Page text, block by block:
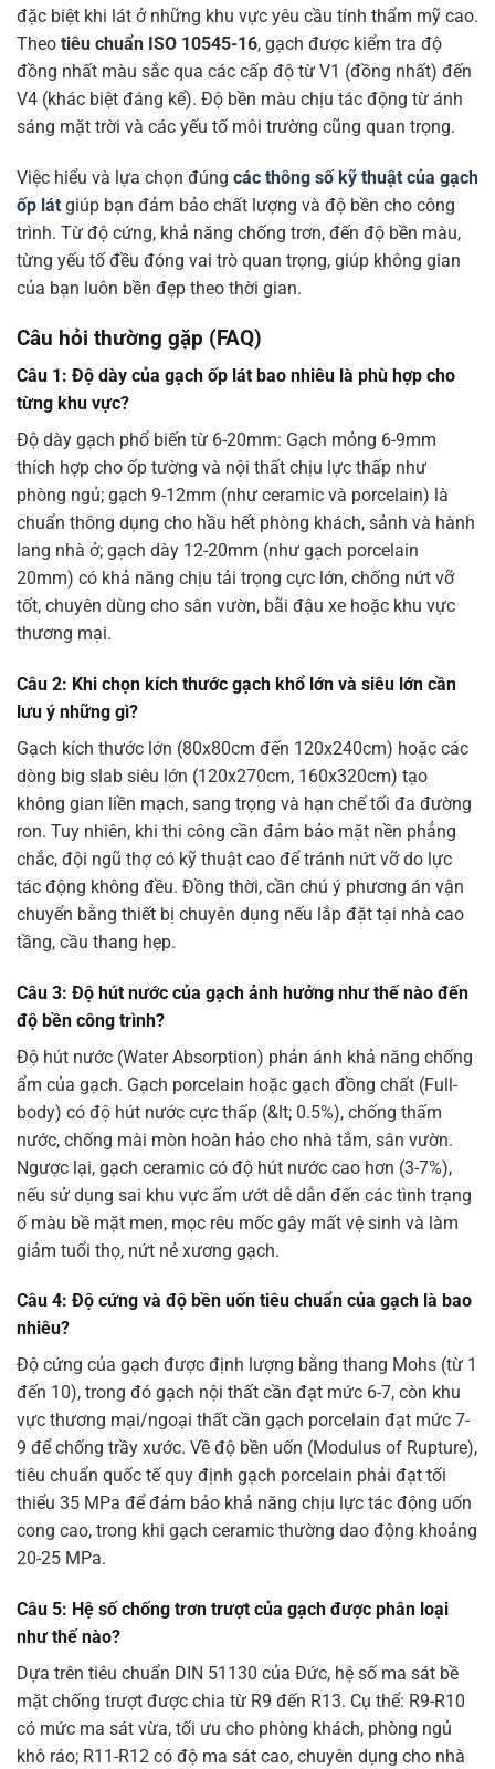
đặc biệt khi lát ở những khu vực yêu cầu tính thẩm mỹ cao.
Theo tiêu chuẩn ISO 10545-16, gạch được kiểm tra độ
đồng nhất màu sắc qua các cấp độ từ V1 (đồng nhất) đến
V4 (khác biệt đáng kể). Độ bền màu chịu tác động từ ánh
sáng mặt trời và các yếu tố môi trường cũng quan trọng.
Việc hiểu và lựa chọn đúng các thông số kỹ thuật của gạch
ốp lát giúp bạn đảm bảo chất lượng và độ bền cho công
trình. Từ độ cứng, khả năng chống trơn, đến độ bền màu,
từng yếu tố đều đóng vai trò quan trọng, giúp không gian
của bạn luôn bền đẹp theo thời gian.
Câu hỏi thường gặp (FAQ)
Câu 1: Độ dày của gạch ốp lát bao nhiêu là phù hợp cho
từng khu vực?
Độ dày gạch phổ biến từ 6-20mm: Gạch mỏng 6-9mm
thích hợp cho ốp tường và nội thất chịu lực thấp như
phòng ngủ; gạch 9-12mm (như ceramic và porcelain) là
chuẩn thông dụng cho hầu hết phòng khách, sảnh và hành
lang nhà ở; gạch dày 12-20mm (như gạch porcelain
20mm) có khả năng chịu tải trọng cực lớn, chống nứt vỡ
tốt, chuyên dùng cho sân vườn, bãi đậu xe hoặc khu vực
thương mại.
Câu 2: Khi chọn kích thước gạch khổ lớn và siêu lớn cần
lưu ý những gì?
Gạch kích thước lớn (80x80cm đến 120x240cm) hoặc các
dòng big slab siêu lớn (120x270cm, 160x320cm) tạo
không gian liền mạch, sang trọng và hạn chế tối đa đường
ron. Tuy nhiên, khi thi công cần đảm bảo mặt nền phẳng
chắc, đội ngũ thợ có kỹ thuật cao để tránh nứt vỡ do lực
tác động không đều. Đồng thời, cần chú ý phương án vận
chuyển bằng thiết bị chuyên dụng nếu lắp đặt tại nhà cao
tầng, cầu thang hẹp.
Câu 3: Độ hút nước của gạch ảnh hưởng như thế nào đến
độ bền công trình?
Độ hút nước (Water Absorption) phản ánh khả năng chống
ẩm của gạch. Gạch porcelain hoặc gạch đồng chất (Full-
body) có độ hút nước cực thấp (&lt; 0.5%), chống thấm
nước, chống mài mòn hoàn hảo cho nhà tắm, sân vườn.
Ngược lại, gạch ceramic có độ hút nước cao hơn (3-7%),
nếu sử dụng sai khu vực ẩm ướt dễ dẫn đến các tình trạng
ố màu bề mặt men, mọc rêu mốc gây mất vệ sinh và làm
giảm tuổi thọ, nứt nẻ xương gạch.
Câu 4: Độ cứng và độ bền uốn tiêu chuẩn của gạch là bao
nhiêu?
Độ cứng của gạch được định lượng bằng thang Mohs (từ 1
đến 10), trong đó gạch nội thất cần đạt mức 6-7, còn khu
vực thương mại/ngoại thất cần gạch porcelain đạt mức 7-
9 để chống trầy xước. Về độ bền uốn (Modulus of Rupture),
tiêu chuẩn quốc tế quy định gạch porcelain phải đạt tối
thiểu 35 MPa để đảm bảo khả năng chịu lực tác động uốn
cong cao, trong khi gạch ceramic thường dao động khoảng
20-25 MPa.
Câu 5: Hệ số chống trơn trượt của gạch được phân loại
như thế nào?
Dựa trên tiêu chuẩn DIN 51130 của Đức, hệ số ma sát bề
mặt chống trượt được chia từ R9 đến R13. Cụ thể: R9-R10
có mức ma sát vừa, tối ưu cho phòng khách, phòng ngủ
khô ráo; R11-R12 có độ ma sát cao, chuyên dụng cho nhà